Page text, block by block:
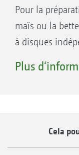
Pour la
maïs ou la
à disques
être équipés,
d’une herse-
suivent. Elles
Plus
Cela